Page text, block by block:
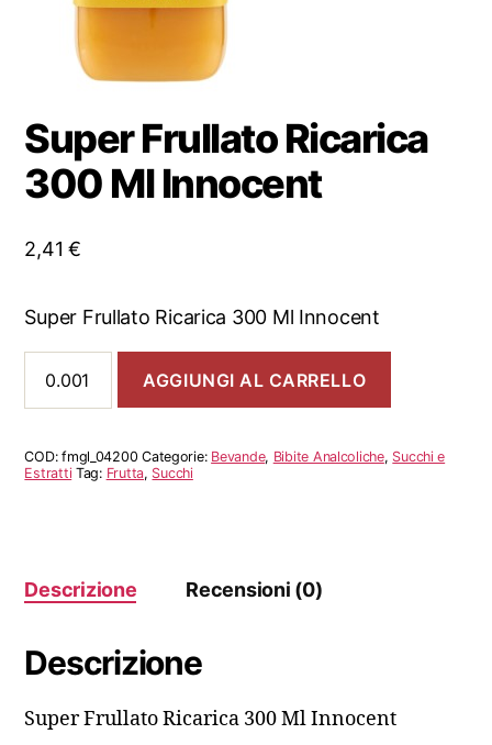
Super Frullato Ricarica
300 Ml Innocent
2,41€
Super Frullato Ricarica 300 Ml Innocent
Frullato
Ricarica
Ml
Innocent
AGGIUNGI AL CARRELLO
COD:fmgl_04200 Categorie: Bevande, Bibite Analcoliche, Succhi e
Estratti Tag: Frutta, Succhi
Descrizione Recensioni (0)
Descrizione
Super Frullato Ricarica 300 Ml Innocent